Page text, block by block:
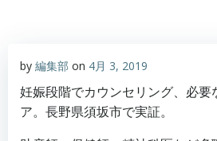
by 編集部 on 4月 3, 2019
妊娠段階でカウンセリング、必要
ア。長野県須坂市で実証。